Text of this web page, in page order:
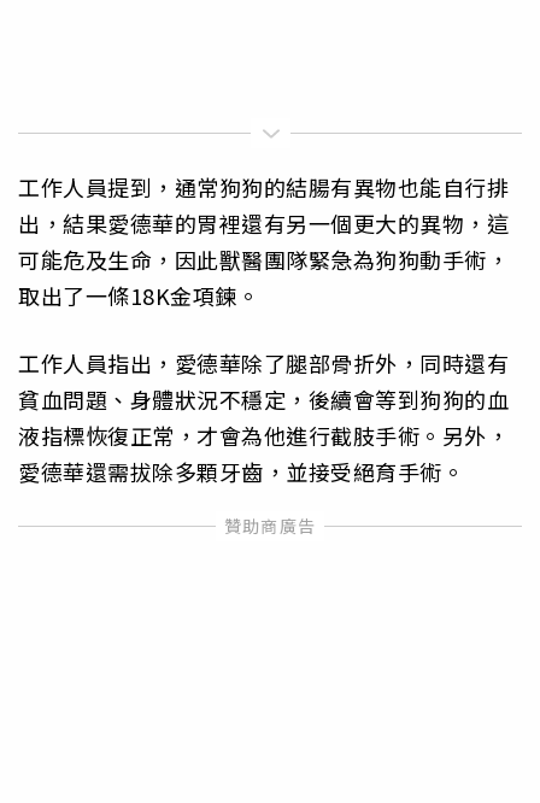
工作人員提到，通常狗狗的結腸有異物也能自行排
出，結果愛德華的胃裡還有另一個更大的異物，這
可能危及生命，因此獸醫團隊緊急為狗狗動手術，
取出了一條18K金項鍊。
工作人員指出，愛德華除了腿部骨折外，同時還有
貧血問題、身體狀況不穩定，後續會等到狗狗的血
液指標恢復正常，才會為他進行截肢手術。另外，
愛德華還需拔除多顆牙齒，並接受絕育手術。